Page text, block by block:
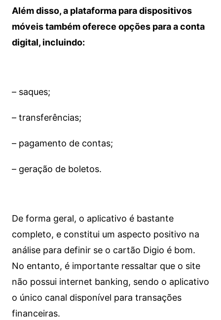
Além disso, a plataforma para dispositivos
móveis também oferece opções para a conta
digital, incluindo:
– saques;
– transferências;
– pagamento de contas;
– geração de boletos.
De forma geral, o aplicativo é bastante
completo, e constitui um aspecto positivo na
análise para definir se o cartão Digio é bom.
No entanto, é importante ressaltar que o site
não possui internet banking, sendo o aplicativo
o único canal disponível para transações
financeiras.